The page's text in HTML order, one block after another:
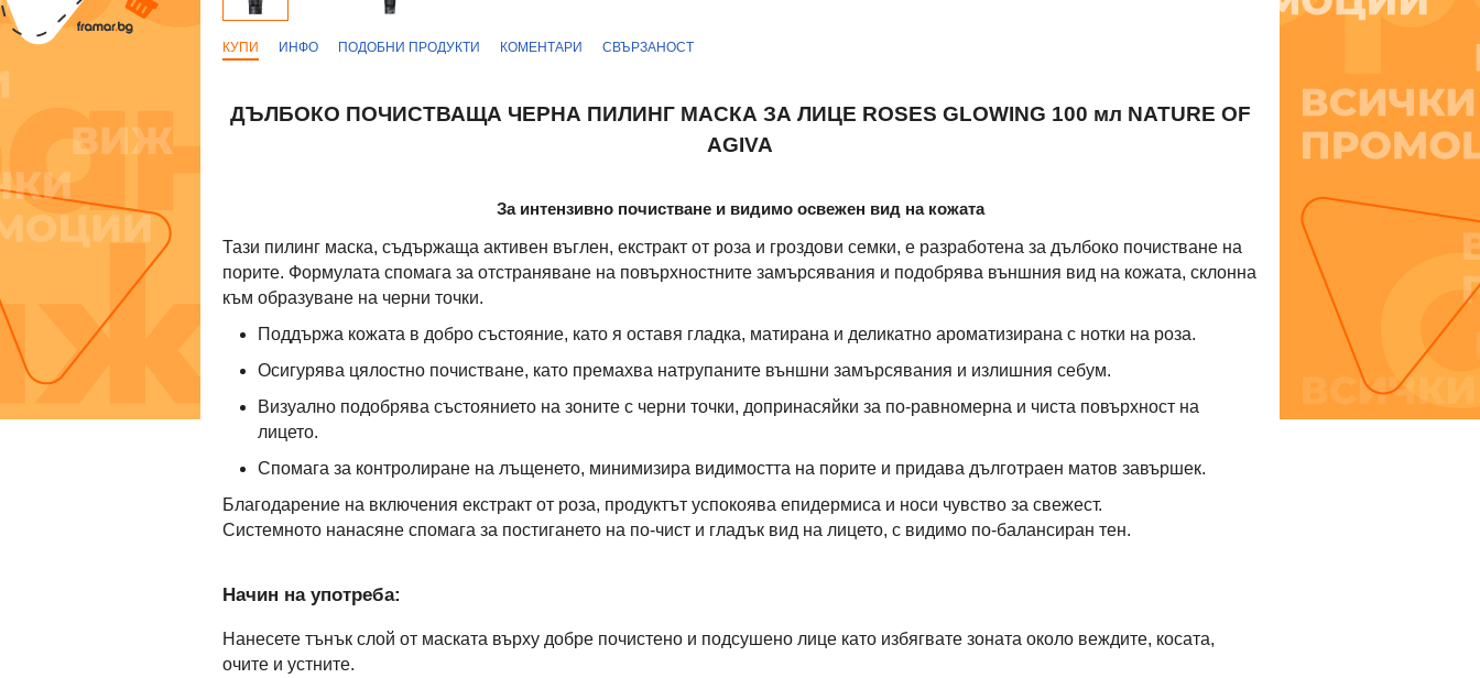
КУПИ ИНФО ПОДОБНИ ПРОДУКТИ КОМЕНТАРИ СВЪРЗАНОСТ
ДЪЛБОКО ПОЧИСТВАЩА ЧЕРНА ПИЛИНГ МАСКА ЗА ЛИЦЕ ROSES GLOWING 100 мл NATURE OF
AGIVA
За интензивно почистване и видимо освежен вид на кожата
Тази пилинг маска, съдържаща активен въглен, екстракт от роза и гроздови семки, е разработена за дълбоко почистване на
порите. Формулата спомага за отстраняване на повърхностните замърсявания и подобрява външния вид на кожата, склонна
към образуване на черни точки.
Поддържа кожата в добро състояние, като я оставя гладка, матирана и деликатно ароматизирана с нотки на роза.
Осигурява цялостно почистване, като премахва натрупаните външни замърсявания и излишния себум.
Визуално подобрява състоянието на зоните с черни точки, допринасяйки за по-равномерна и чиста повърхност на
лицето.
Спомага за контролиране на лъщенето, минимизира видимостта на порите и придава дълготраен матов завършек.
Благодарение на включения екстракт от роза, продуктът успокоява епидермиса и носи чувство за свежест.
Системното нанасяне спомага за постигането на по-чист и гладък вид на лицето, с видимо по-балансиран тен.
Начин на употреба:
Нанесете тънък слой от маската върху добре почистено и подсушено лице като избягвате зоната около веждите, косата,
очите и устните.